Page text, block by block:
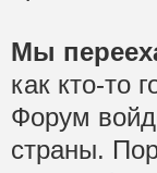
Мы
как кто-то
Форум
страны.